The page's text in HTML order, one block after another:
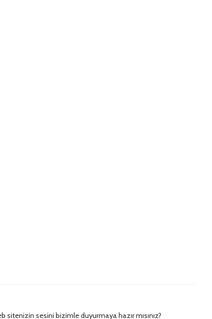
sitenizin sesini bizimle duyurmaya hazır mısınız?